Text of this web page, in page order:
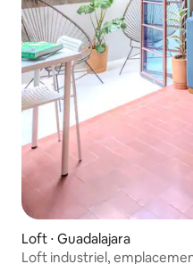
Loft ⋅ Guadalajara
Loft industriel,